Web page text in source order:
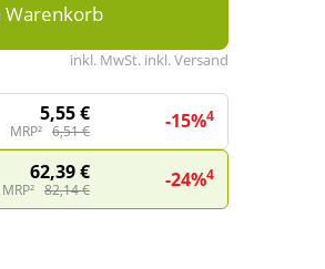
Warenkorb
inkl. MwSt. inkl. Versand
5,55 €
MRP² 6,51 € -15%4
62,39 €
MRP² 82,14 € -24%4